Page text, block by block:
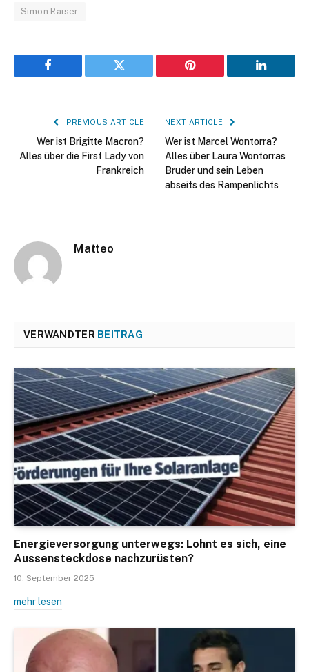
Simon Raiser
Facebook Twitter Pinterest LinkedIn
PREVIOUS ARTICLE
Wer ist Brigitte Macron?
Alles über die First Lady von
Frankreich
NEXT ARTICLE
Wer ist Marcel Wontorra?
Alles über Laura Wontorras
Bruder und sein Leben
abseits des Rampenlichts
Matteo
VERWANDTER BEITRAG
Energieversorgung unterwegs: Lohnt es sich, eine
Aussensteckdose nachzurüsten?
10. September 2025
mehr lesen